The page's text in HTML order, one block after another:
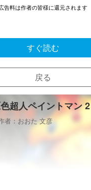
告料は作者の皆様に還元されます
すぐ読む
戻る
超人ペイントマン 2
者：おおた 文彦